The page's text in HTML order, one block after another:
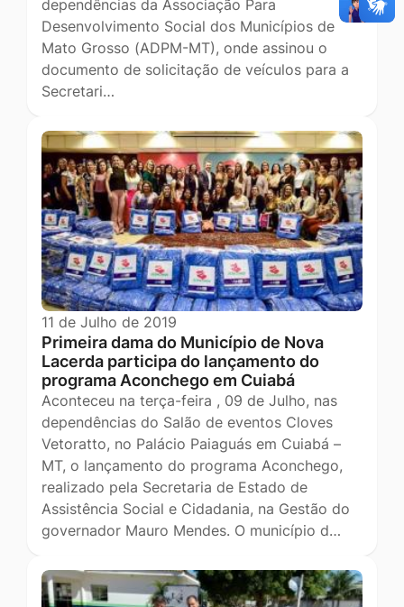
dependências da Associação Para
Desenvolvimento Social dos Municípios de
Mato Grosso (ADPM-MT), onde assinou o
documento de solicitação de veículos para a
Secretari…
11 de Julho de 2019
Primeira dama do Município de Nova
Lacerda participa do lançamento do
programa Aconchego em Cuiabá
Aconteceu na terça-feira , 09 de Julho, nas
dependências do Salão de eventos Cloves
Vetoratto, no Palácio Paiaguás em Cuiabá –
MT, o lançamento do programa Aconchego,
realizado pela Secretaria de Estado de
Assistência Social e Cidadania, na Gestão do
governador Mauro Mendes. O município d…